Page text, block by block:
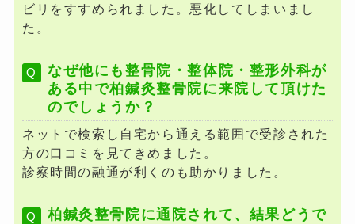
ビリをすすめられました。悪化してしまいまし
た。
なぜ他にも整骨院・整体院・整形外科が
ある中で柏鍼灸整骨院に来院して頂けた
のでしょうか？
ネットで検索し自宅から通える範囲で受診された
方の口コミを見てきめました。
診察時間の融通が利くのも助かりました。
柏鍼灸整骨院に通院されて、結果どうで